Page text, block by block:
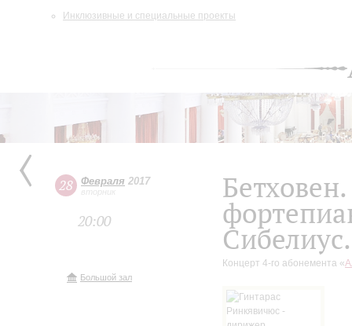
Инклюзивные и специальные проекты
28 Февраля 2017
вторник
20:00
Большой зал
Концерт 4-го абонемента «